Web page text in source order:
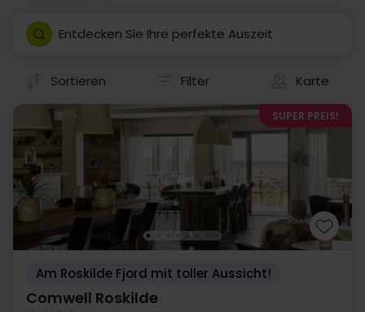
fantastische Auszeit in Roskilde- mit eigener Anreise.
Entdecken Sie Ihre perfekte Auszeit
Sortieren Filter Karte
SUPER PREIS!
Am Roskilde Fjord mit toller Aussicht!
Comwell Roskilde